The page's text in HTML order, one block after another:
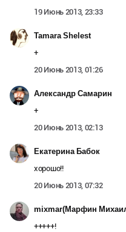
19 Июнь 2013, 23:33
Tamara Shelest
+
20 Июнь 2013, 01:26
Александр Самарин
+
20 Июнь 2013, 02:13
Екатерина Бабок
хорошо!!
20 Июнь 2013, 07:32
mixmar(Марфин
+++++!